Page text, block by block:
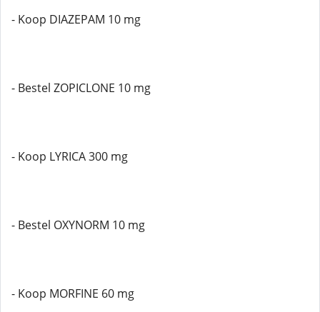
- Koop DIAZEPAM 10 mg
- Bestel ZOPICLONE 10 mg
- Koop LYRICA 300 mg
- Bestel OXYNORM 10 mg
- Koop MORFINE 60 mg